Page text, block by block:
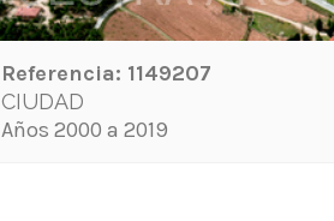
Referencia: 1149207
CIUDAD
Años 2000 a 2019